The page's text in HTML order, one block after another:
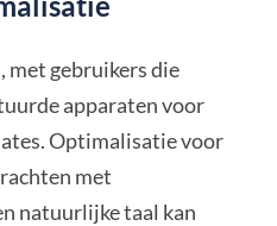
met gebruikers die
apparaten voor
Optimalisatie voor
met
natuurlijke taal kan